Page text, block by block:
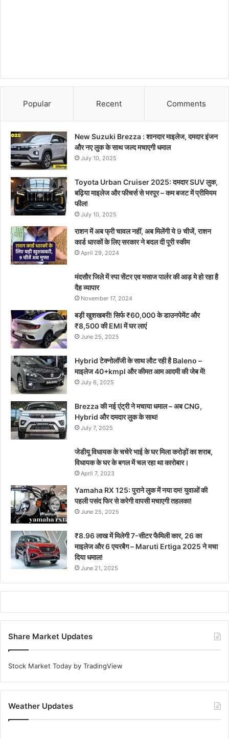
Popular Recent Comments
New Suzuki Brezza : शानदार माइलेज, दमदार इंजन
और नए लुक के साथ जल्द मचाएगी धमाल
July 10, 2025
Toyota Urban Cruiser 2025: दमदार SUV लुक,
बढ़िया माइलेज और फीचर्स से भरपूर – कम बजट में प्रीमियम
फील!
July 10, 2025
राशन में अब फ्री चावल नहीं, अब मिलेंगी ये 9 चीजें, राशन
कार्ड धारकों के लिए सरकार ने बदल दी पूरी स्कीम
April 29, 2024
मंदसौर जिले में स्पा सेंटर एव मसाज पार्लर की आड़ मे हो रहा है
दैह व्यापार
November 17, 2024
बड़ी खुशखबरी! सिर्फ ₹60,000 के डाउनपेमेंट और
₹8,500 की EMI में घर लाएं
June 25, 2025
Hybrid टेक्नोलॉजी के साथ लौट रही है Baleno –
माइलेज 40+kmpl और कीमत आम आदमी की जेब में!
July 6, 2025
Brezza की नई एंट्री ने मचाया धमाल – अब CNG,
Hybrid और दमदार लुक के साथ!
July 7, 2025
जेडीयू विधायक के चचेरे भाई के घर मिला करोड़ों का शराब,
विधायक के घर के बगल में चल रहा था कारोबार।
April 7, 2023
Yamaha RX 125: पुराने लुक में नया दम! युवाओं की
पहली पसंद फिर से करेगी वापसी मचाएगी तहलका!
June 25, 2025
₹8.96 लाख में मिलेगी 7-सीटर फैमिली कार, 26 का
माइलेज और 6 एयरबैग – Maruti Ertiga 2025 ने मचा
दिया धमाल!
June 21, 2025
Share Market Updates
Stock Market Today by TradingView
Weather Updates